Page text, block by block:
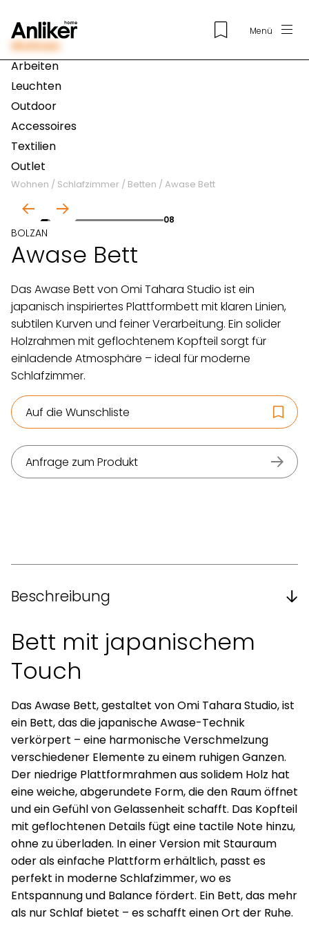
Menü
Wohnen
Arbeiten
Leuchten
Outdoor
Accessoires
Textilien
Outlet
Wohnen / Schlafzimmer / Betten / Awase Bett
08
BOLZAN
Awase Bett
Das Awase Bett von Omi Tahara Studio ist ein
japanisch inspiriertes Plattformbett mit klaren Linien,
subtilen Kurven und feiner Verarbeitung. Ein solider
Holzrahmen mit geflochtenem Kopfteil sorgt für
einladende Atmosphäre – ideal für moderne
Schlafzimmer.
Auf die Wunschliste
Anfrage zum Produkt
Beschreibung
Bett mit japanischem
Touch
Das Awase Bett, gestaltet von Omi Tahara Studio, ist
ein Bett, das die japanische Awase-Technik
verkörpert – eine harmonische Verschmelzung
verschiedener Elemente zu einem ruhigen Ganzen.
Der niedrige Plattformrahmen aus solidem Holz hat
eine weiche, abgerundete Form, die den Raum öffnet
und ein Gefühl von Gelassenheit schafft. Das Kopfteil
mit geflochtenen Details fügt eine tactile Note hinzu,
ohne zu überladen. In einer Version mit Stauraum
oder als einfache Plattform erhältlich, passt es
perfekt in moderne Schlafzimmer, wo es
Entspannung und Balance fördert. Ein Bett, das mehr
als nur Schlaf bietet – es schafft einen Ort der Ruhe.